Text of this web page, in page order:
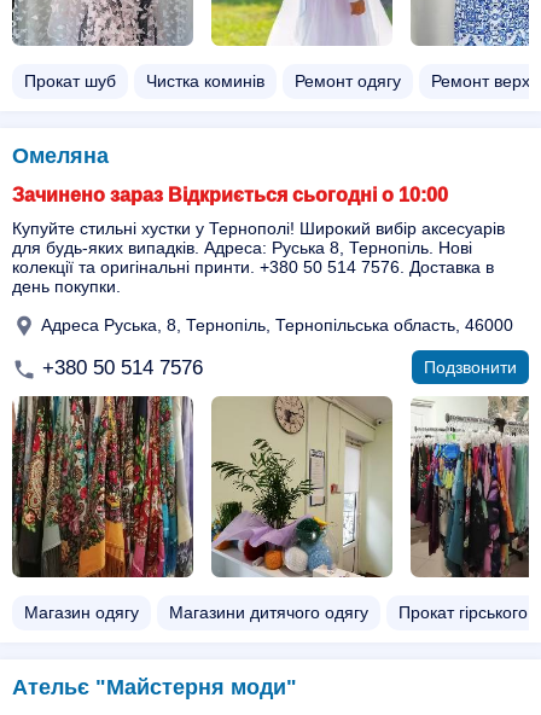
Прокат шуб Чистка коминів Ремонт одягу Ремонт
Омеляна
Зачинено зараз Відкриється сьогодні о 10:00
Купуйте стильні хустки у Тернополі! Широкий вибір аксесуарів
для будь-яких випадків. Адреса: Руська 8, Тернопіль. Нові
колекції та оригінальні принти. +380 50 514 7576. Доставка в
день покупки.
Адреса Руська, 8, Тернопіль, Тернопільська область, 46000
+380 50 514 7576 Подзвонити
Магазин одягу Магазини дитячого одягу Прокат гірського
Ательє "Майстерня моди"